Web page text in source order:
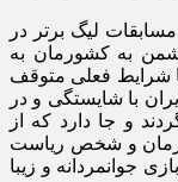
لیگ برتر در
دشمن به کشورمان به
شرایط فعلی متوقف
با شایستگی و در
و جا دارد که از
و شخص ریاست
جوانمردانه و زیبا